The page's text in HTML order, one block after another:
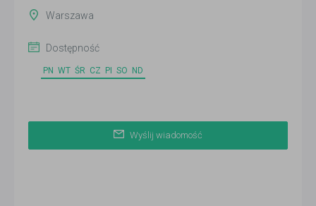
Warszawa
Dostępność
PN WT ŚR CZ PI SO ND
Wyślij wiadomość